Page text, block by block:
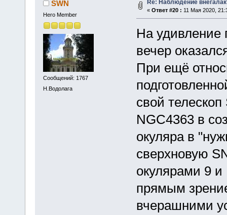
SWN
Hero Member
Сообщений: 1767
Н.Водолага
Re: Наблюдение
« Ответ #20 : 11 Мая 2020,
На удивление
вечер
При ещё
свой телескоп
NGC4363 в
окуляра в
сверхновую
окулярами 9
прямым
вчерашними